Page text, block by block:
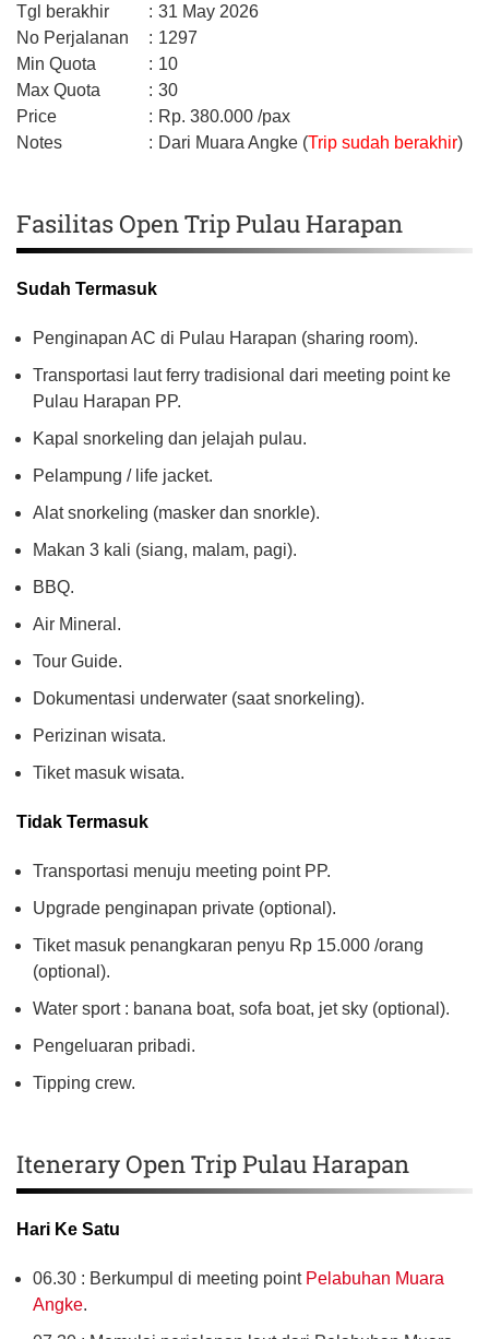
Tgl berakhir
: 31 May 2026
No Perjalanan
: 1297
Min Quota
: 10
Max Quota
: 30
Price
: Rp. 380.000 /pax
Notes
: Dari Muara Angke (Trip sudah berakhir)
Fasilitas Open Trip Pulau Harapan
Sudah Termasuk
Penginapan AC di Pulau Harapan (sharing room).
Transportasi laut ferry tradisional dari meeting point ke
Pulau Harapan PP.
Kapal snorkeling dan jelajah pulau.
Pelampung / life jacket.
Alat snorkeling (masker dan snorkle).
Makan 3 kali (siang, malam, pagi).
BBQ.
Air Mineral.
Tour Guide.
Dokumentasi underwater (saat snorkeling).
Perizinan wisata.
Tiket masuk wisata.
Tidak Termasuk
Transportasi menuju meeting point PP.
Upgrade penginapan private (optional).
Tiket masuk penangkaran penyu Rp 15.000 /orang
(optional).
Water sport : banana boat, sofa boat, jet sky (optional).
Pengeluaran pribadi.
Tipping crew.
Itenerary Open Trip Pulau Harapan
Hari Ke Satu
06.30 : Berkumpul di meeting point Pelabuhan Muara
Angke.